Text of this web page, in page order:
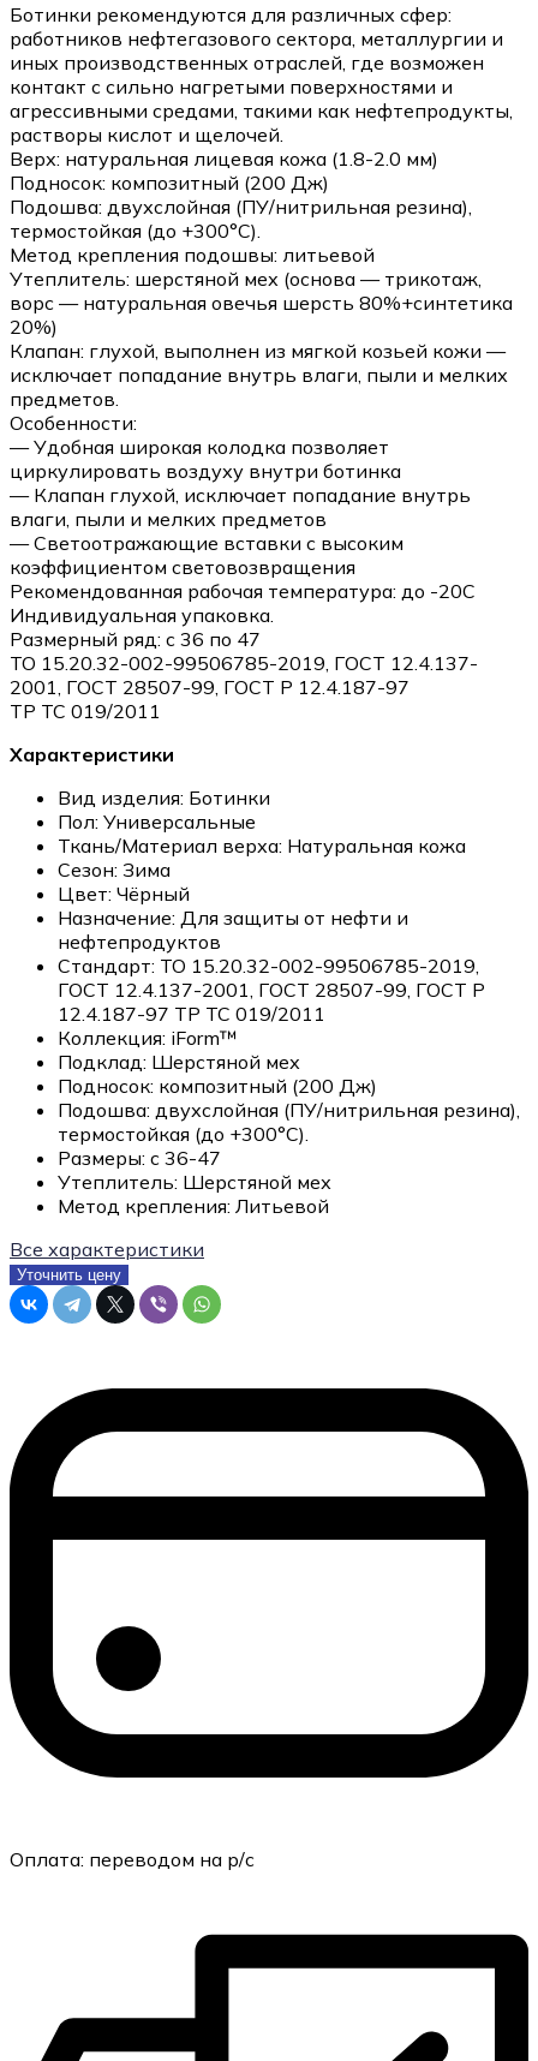
Ботинки рекомендуются для различных сфер:
работников нефтегазового сектора, металлургии и
иных производственных отраслей, где возможен
контакт с сильно нагретыми поверхностями и
агрессивными средами, такими как нефтепродукты,
растворы кислот и щелочей.
Верх: натуральная лицевая кожа (1.8-2.0 мм)
Подносок: композитный (200 Дж)
Подошва: двухслойная (ПУ/нитрильная резина),
термостойкая (до +300°С).
Метод крепления подошвы: литьевой
Утеплитель: шерстяной мех (основа — трикотаж,
ворс — натуральная овечья шерсть 80%+синтетика
20%)
Клапан: глухой, выполнен из мягкой козьей кожи —
исключает попадание внутрь влаги, пыли и мелких
предметов.
Особенности:
— Удобная широкая колодка позволяет
циркулировать воздуху внутри ботинка
— Клапан глухой, исключает попадание внутрь
влаги, пыли и мелких предметов
— Светоотражающие вставки с высоким
коэффициентом световозвращения
Рекомендованная рабочая температура: до -20С
Индивидуальная упаковка.
Размерный ряд: с 36 по 47
ТО 15.20.32-002-99506785-2019, ГОСТ 12.4.137-
2001, ГОСТ 28507-99, ГОСТ Р 12.4.187-97
ТР ТС 019/2011
Характеристики
Вид изделия: Ботинки
Пол: Универсальные
Ткань/Материал верха: Натуральная кожа
Сезон: Зима
Цвет: Чёрный
Назначение: Для защиты от нефти и
нефтепродуктов
Стандарт: ТО 15.20.32-002-99506785-2019,
ГОСТ 12.4.137-2001, ГОСТ 28507-99, ГОСТ Р
12.4.187-97 ТР ТС 019/2011
Коллекция: iForm™
Подклад: Шерстяной мех
Подносок: композитный (200 Дж)
Подошва: двухслойная (ПУ/нитрильная резина),
термостойкая (до +300°С).
Размеры: с 36-47
Утеплитель: Шерстяной мех
Метод крепления: Литьевой
Все характеристики
Уточнить цену
Оплата: переводом на р/с